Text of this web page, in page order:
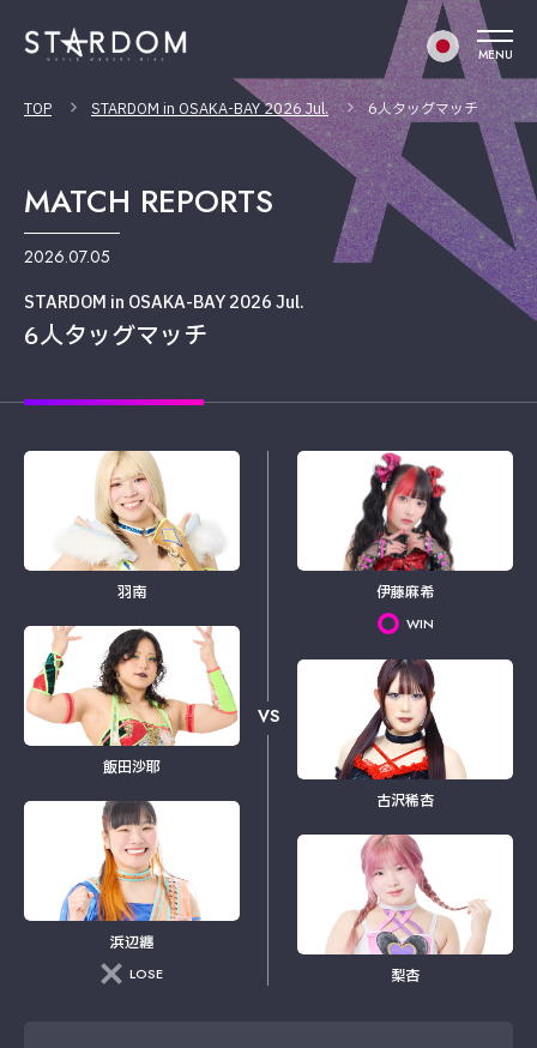
MENU
TOP STARDOM in OSAKA-BAY 2026 Jul. 6人タッグマッチ
MATCH REPORTS
2026.07.05
STARDOM in OSAKA-BAY 2026 Jul.
6人タッグマッチ
羽南
飯田沙耶
浜辺纏
LOSE
VS
伊藤麻希
WIN
古沢稀杏
梨杏